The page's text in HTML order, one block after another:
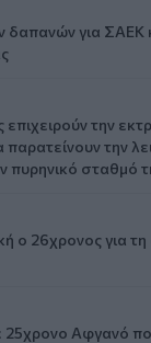
για ΣΑΕΚ
επιχειρούν την
την
πυρηνικό σταθμό
ο 26χρονος για
25χρονο Αφγανό